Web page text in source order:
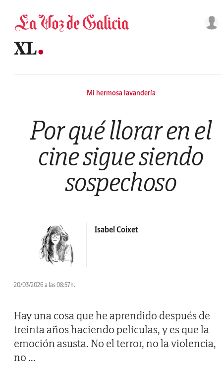
Mi hermosa lavandería
Por qué llorar en el
cine sigue siendo
sospechoso
Isabel Coixet
20/03/2026 a las 08:57h.
Hay una cosa que he aprendido después de
treinta años haciendo películas, y es que la
emoción asusta. No el terror, no la violencia,
no ...